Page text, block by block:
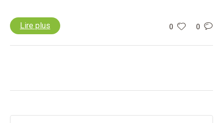
0 0
Lire plus